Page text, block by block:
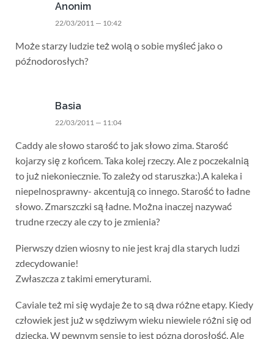
Anonim
22/03/2011 — 10:42
Może starzy ludzie też wolą o sobie myśleć jako o
późnodorosłych?
Basia
22/03/2011 — 11:04
Caddy ale słowo starość to jak słowo zima. Starość
kojarzy się z końcem. Taka kolej rzeczy. Ale z poczekalnią
to już niekoniecznie. To zależy od staruszka:).A kaleka i
niepelnosprawny- akcentują co innego. Starość to ładne
słowo. Zmarszczki są ładne. Można inaczej nazywać
trudne rzeczy ale czy to je zmienia?
Pierwszy dzien wiosny to nie jest kraj dla starych ludzi
zdecydowanie!
Zwłaszcza z takimi emeryturami.
Caviale też mi się wydaje że to są dwa różne etapy. Kiedy
człowiek jest już w sędziwym wieku niewiele różni się od
dziecka. W pewnym sensie to jest pózna dorosłość. Ale